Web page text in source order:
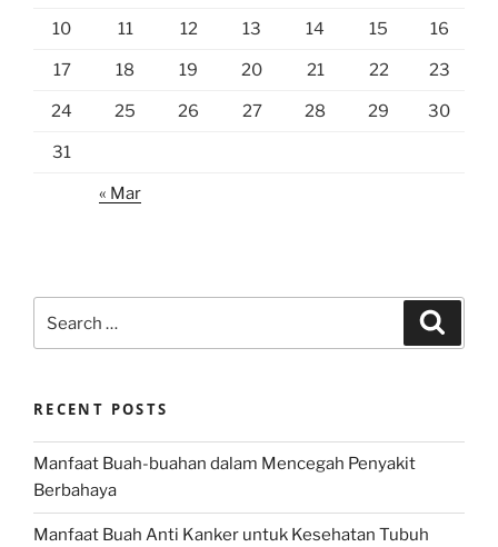
10 11 12 13 14 15 16
17 18 19 20 21 22 23
24 25 26 27 28 29 30
31
« Mar
for:
RECENT POSTS
Manfaat Buah-buahan dalam Mencegah Penyakit
Berbahaya
Manfaat Buah Anti Kanker untuk Kesehatan Tubuh